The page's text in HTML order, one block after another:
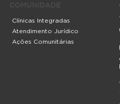
Clínicas Integradas
Atendimento Jurídico
Ações Comunitárias